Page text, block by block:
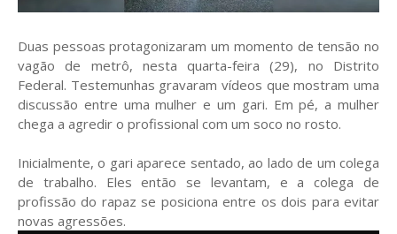
Duas pessoas protagonizaram um momento de tensão no
vagão de metrô, nesta quarta-feira (29), no Distrito
Federal. Testemunhas gravaram vídeos que mostram uma
discussão entre uma mulher e um gari. Em pé, a mulher
chega a agredir o profissional com um soco no rosto.
Inicialmente, o gari aparece sentado, ao lado de um colega
de trabalho. Eles então se levantam, e a colega de
profissão do rapaz se posiciona entre os dois para evitar
novas agressões.